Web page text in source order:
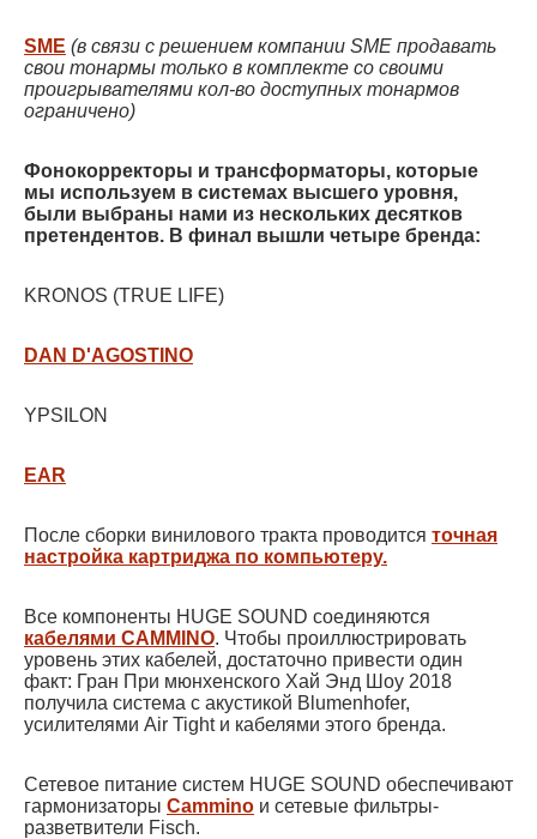
SME (в связи с решением компании SME продавать
свои тонармы только в комплекте со своими
проигрывателями кол-во доступных тонармов
ограничено)
Фонокорректоры и трансформаторы, которые
мы используем в системах высшего уровня,
были выбраны нами из нескольких десятков
претендентов. В финал вышли четыре бренда:
KRONOS (TRUE LIFE)
DAN D'AGOSTINO
YPSILON
EAR
После сборки винилового тракта проводится точная
настройка картриджа по компьютеру.
Все компоненты HUGE SOUND соединяются
кабелями CAMMINO. Чтобы проиллюстрировать
уровень этих кабелей, достаточно привести один
факт: Гран При мюнхенского Хай Энд Шоу 2018
получила система с акустикой Blumenhofer,
усилителями Air Tight и кабелями этого бренда.
Cетевое питание систем HUGE SOUND обеспечивают
гармонизаторы Cammino и сетевые фильтры-
разветвители Fisch.